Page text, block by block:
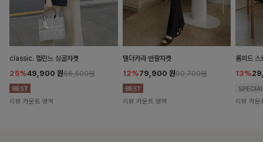
classic. 헬린느 싱글자켓
25%49,900 원66,500원
리뷰 카운트 영역
탤더카라 반팔자켓
12%79,900 원90,700원
리뷰 카운트 영역
롬피드 스
13%
리뷰 카운